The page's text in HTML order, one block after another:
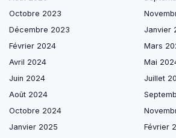
Octobre 2023
Décembre 2023
Janvier
Février 2024
Mars
Avril 2024
Mai
Juin 2024
Juillet
Août 2024
Octobre 2024
Janvier 2025
Février